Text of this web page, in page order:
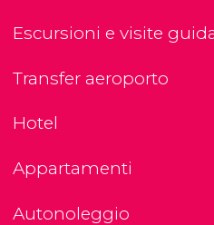
Escursioni e visite
Transfer aeroporto
Hotel
Appartamenti
Autonoleggio